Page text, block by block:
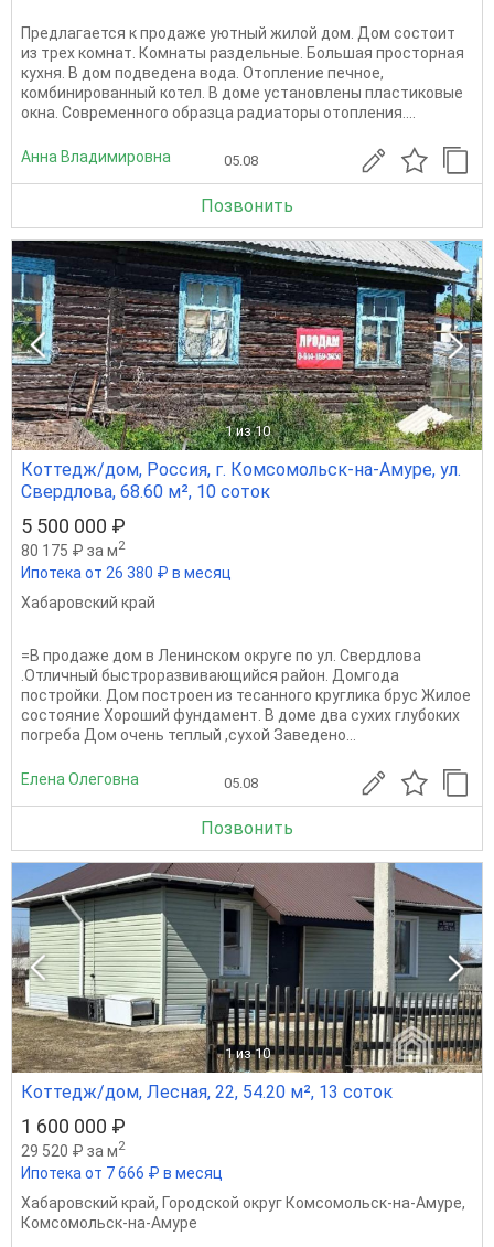
Предлагается к продаже уютный жилой дом. Дом состоит
из трех комнат. Комнаты раздельные. Большая просторная
кухня. В дом подведена вода. Отопление печное,
комбинированный котел. В доме установлены пластиковые
окна. Современного образца радиаторы отопления....
Анна Владимировна 05.08
Позвонить
1 из 10
Коттедж/дом, Россия, г. Комсомольск-на-Амуре, ул.
Свердлова, 68.60 м², 10 соток
5 500 000 ₽
80 175 ₽ за м2
Ипотека от 26 380 ₽ в месяц
Хабаровский край
=В продаже дом в Ленинском округе по ул. Свердлова
.Отличный быстроразвивающийся район. Домгода
постройки. Дом построен из тесанного круглика брус Жилое
состояние Хороший фундамент. В доме два сухих глубоких
погреба Дом очень теплый ,сухой Заведено...
Елена Олеговна 05.08
Позвонить
1 из 10
Коттедж/дом, Лесная, 22, 54.20 м², 13 соток
1 600 000 ₽
29 520 ₽ за м2
Ипотека от 7 666 ₽ в месяц
Хабаровский край, Городской округ Комсомольск-на-Амуре,
Комсомольск-на-Амуре